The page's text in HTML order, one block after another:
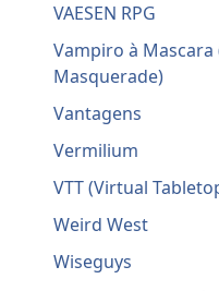
VAESEN RPG
Vampiro à Mascara
Masquerade)
Vantagens
Vermilium
VTT (Virtual
Weird West
Wiseguys